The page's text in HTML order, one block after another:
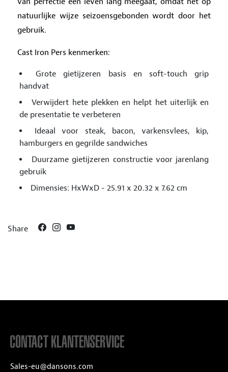
natuurlijke wijze seizoensgebonden wordt door het
gebruik.
Cast Iron Pers kenmerken:
Grote gietijzeren basis en soft-touch grip
handvat
Verwijdert hete plekken en helpt het uiterlijk en
de presentatie te verbeteren
Ideaal voor steak, bacon, varkensvlees, kip,
hamburgers en gegrilde sandwiches
Duurzame gietijzeren constructie voor jarenlang
gebruik
Dimensies: HxWxD - 25.91 x 20.32 x 7.62 cm
Share
CONTACT KLANTENSERVICE
Sales-eu@dansons.com